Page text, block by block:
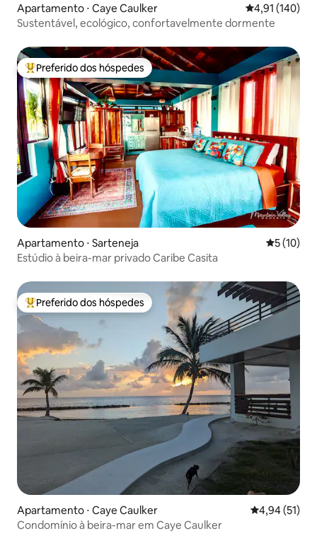
Apartamento ⋅ Caye Caulker 4,91 de uma
4,91 (140)
Sustentável, ecológico, confortavelmente dormente
Entre os melhores preferidos dos hóspedes
Preferido dos hóspedes
Apartamento ⋅ Sarteneja 5 de uma
5 (10)
Estúdio à beira-mar privado Caribe Casita
Entre os melhores preferidos dos hóspedes
Preferido dos hóspedes
Apartamento ⋅ Caye Caulker 4,94 de uma
4,94 (51)
Condomínio à beira-mar em Caye Caulker